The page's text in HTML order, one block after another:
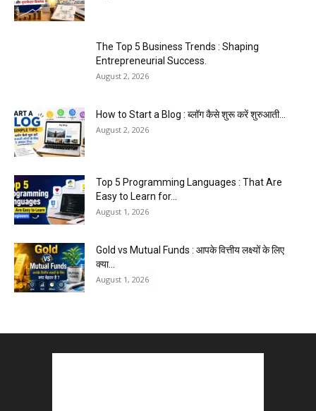
The Top 5 Business Trends : Shaping
Entrepreneurial Success.
August 2, 2026
How to Start a Blog : ब्लॉग कैसे शुरू करें शुरुआती...
August 2, 2026
Top 5 Programming Languages : That Are
Easy to Learn for...
August 1, 2026
Gold vs Mutual Funds : आपके वित्तीय लक्ष्यों के लिए
क्या...
August 1, 2026